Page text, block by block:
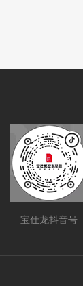
宝仕龙抖音号